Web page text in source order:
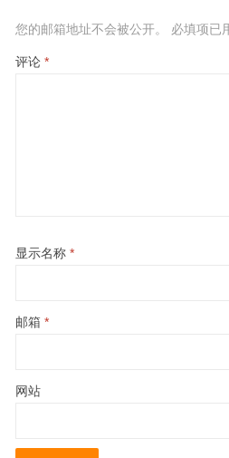
您的邮箱地址不会被公开。 必填项已
评论 *
显示名称 *
邮箱 *
网站